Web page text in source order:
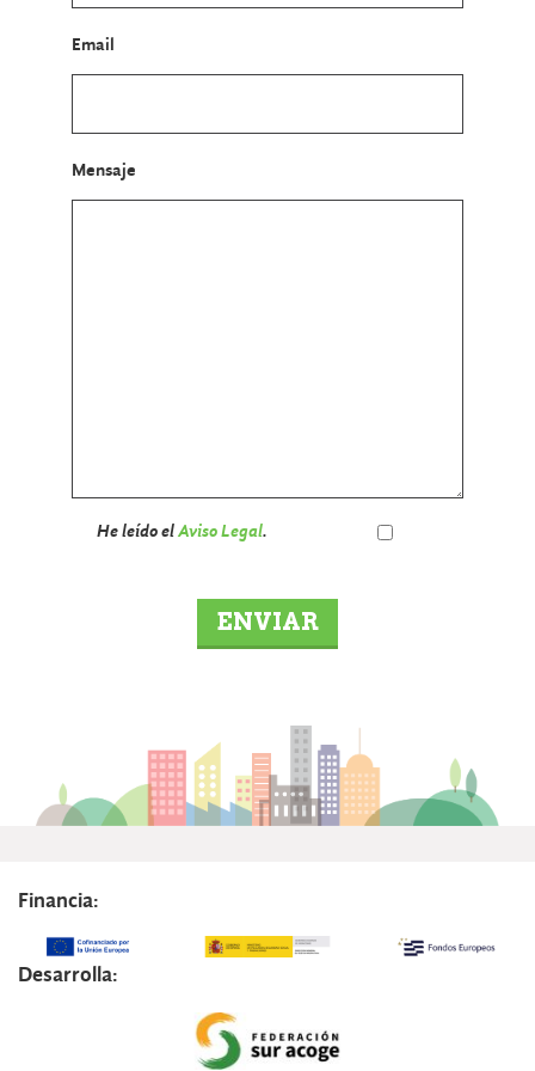
Email
Mensaje
He leído elAviso Legal.
Financia:
Desarrolla: